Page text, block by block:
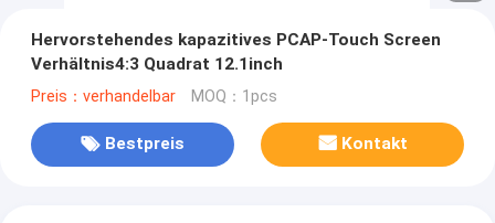
Hervorstehendes kapazitives PCAP-Touch Screen
Verhältnis4:3 Quadrat 12.1inch
Preis：verhandelbar MOQ：1pcs
Bestpreis Kontakt